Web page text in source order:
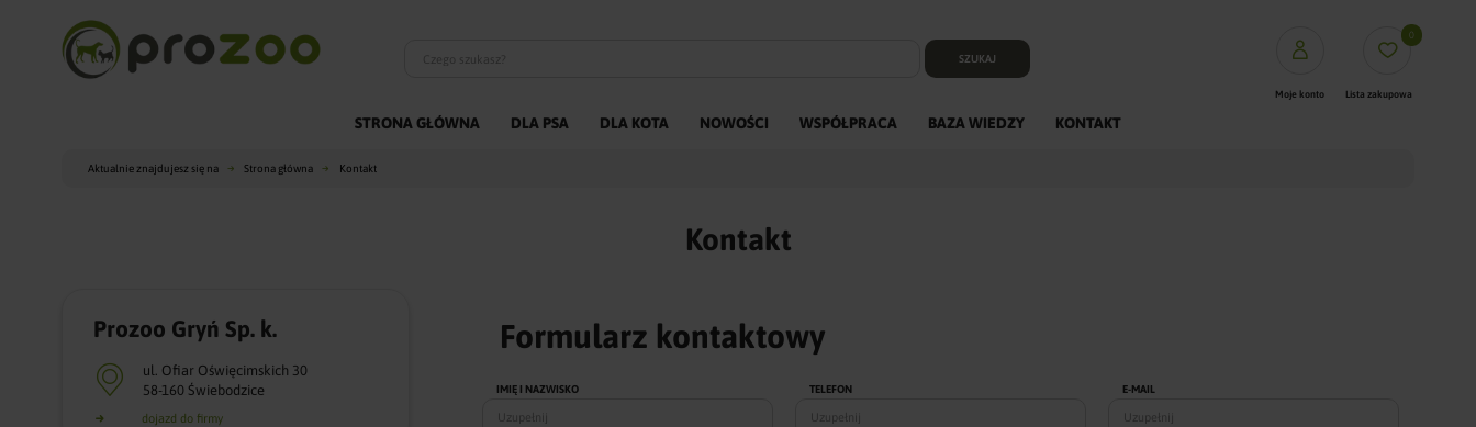
SZUKAJ
Moje konto
0
Lista zakupowa
STRONA GŁÓWNA DLA PSA DLA KOTA NOWOŚCI WSPÓŁPRACA BAZA WIEDZY KONTAKT
Aktualnie znajdujesz się na Strona główna Kontakt
Kontakt
Prozoo Gryń Sp. k.
ul. Ofiar Oświęcimskich 30
58-160 Świebodzice
dojazd do firmy
Formularz kontaktowy
IMIĘ I NAZWISKO TELEFON E-MAIL